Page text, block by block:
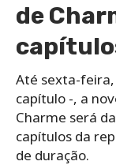
de
Até sexta-feira,
capítulo -, a
Charme será
capítulos da
de duração.